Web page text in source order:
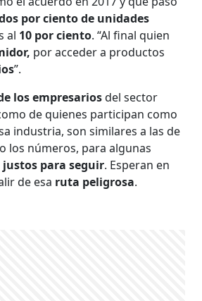
por ciento de unidades
al 10 por ciento. “Al final quien
por acceder a productos
”.
los empresariosdel sector
de quienes participan como
industria, son similares a las de
los números, para algunas
justos para seguir. Esperan en
de esa ruta peligrosa.